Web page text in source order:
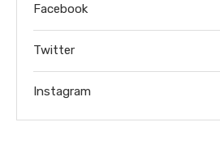
Facebook
Twitter
Instagram